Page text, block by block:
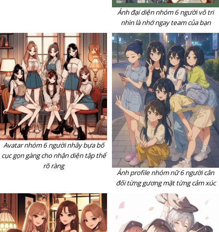
Ảnh đại diện nhóm 6 người vô tri
nhìn là nhớ ngay team của bạn
Avatar nhóm 6 người nhây bựa bố
cục gọn gàng cho nhận diện tập thể
rõ ràng
Ảnh profile nhóm nữ 6 người cân
đối từng gương mặt từng cảm xúc